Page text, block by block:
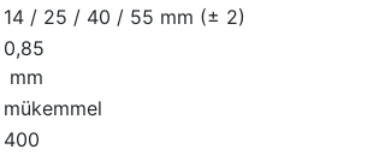
14 / 25 / 40 / 55 mm (± 2)
0,85
mm
mükemmel
400